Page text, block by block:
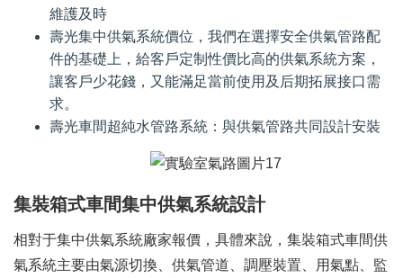
維護及時
壽光集中供氣系統價位，我們在選擇安全供氣管路配
件的基礎上，給客戶定制性價比高的供氣系統方案，
讓客戶少花錢，又能滿足當前使用及后期拓展接口需
求。
壽光車間超純水管路系統：與供氣管路共同設計安裝
集裝箱式車間集中供氣系統設計
相對于集中供氣系統廠家報價，具體來說，集裝箱式車間供
氣系統主要由氣源切換、供氣管道、調壓裝置、用氣點、監